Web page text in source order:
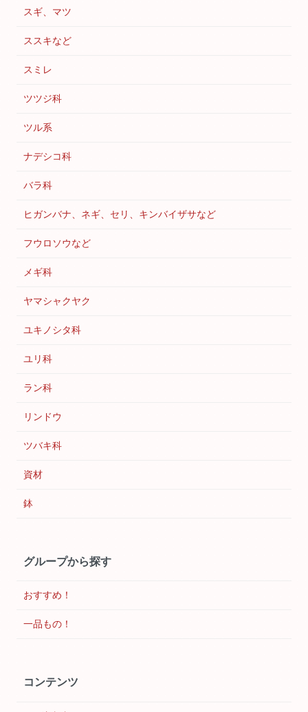
スギ、マツ
ススキなど
スミレ
ツツジ科
ツル系
ナデシコ科
バラ科
ヒガンバナ、ネギ、セリ、キンバイザサなど
フウロソウなど
メギ科
ヤマシャクヤク
ユキノシタ科
ユリ科
ラン科
リンドウ
ツバキ科
資材
鉢
グループから探す
おすすめ！
一品もの！
コンテンツ